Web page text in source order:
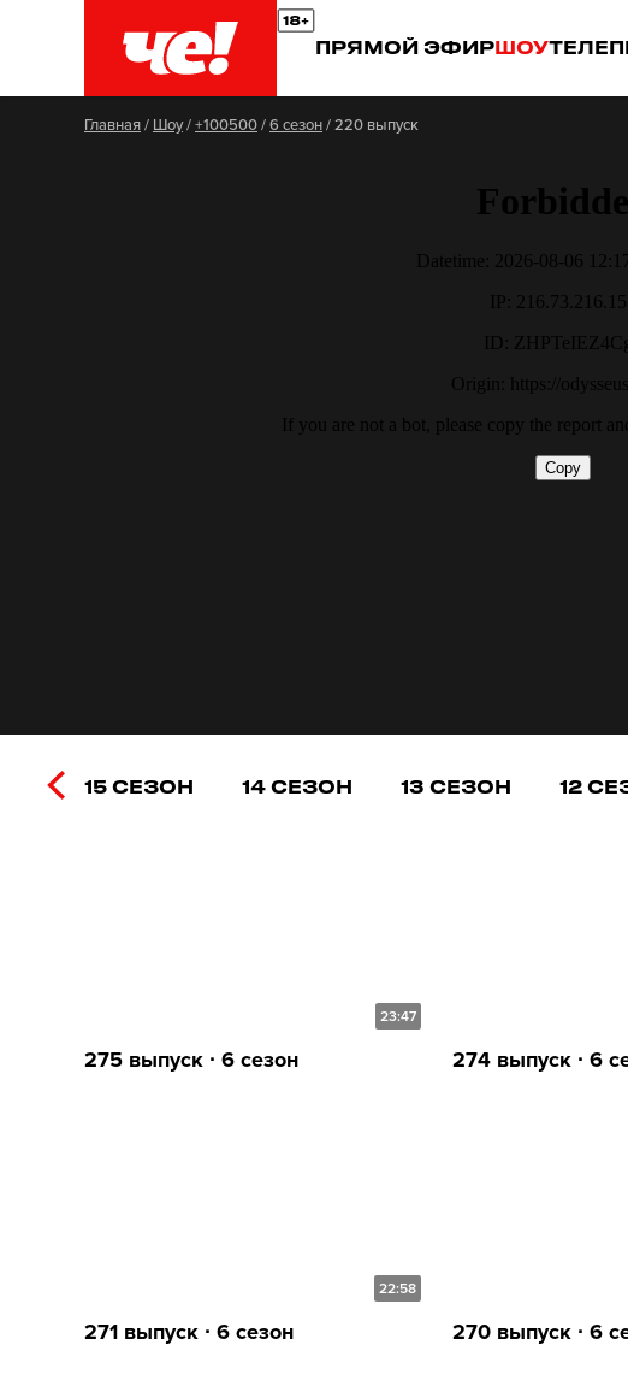
ПРЯМОЙ ЭФИРШОУ
Главная/ Шоу/+100500/6 сезон/220 выпуск
15 СЕЗОН 14 СЕЗОН 13 СЕЗОН 12
23:47
275 выпуск ∙ 6 сезон 274 выпуск ∙ 6
22:58
271 выпуск ∙ 6 сезон 270 выпуск ∙ 6